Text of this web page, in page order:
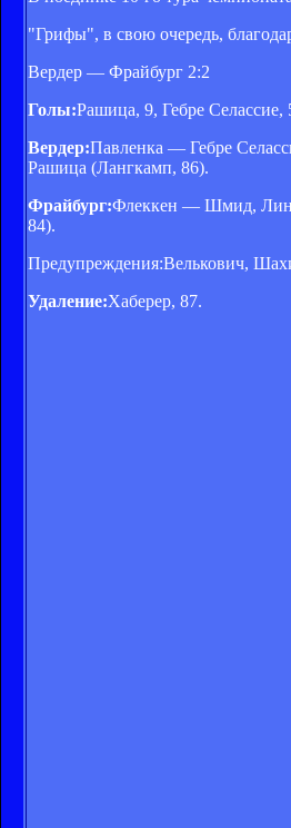
"Грифы", в свою очередь,
Вердер — Фрайбург 2:2
Голы:Рашица, 9, Гебре
Вердер:Павленка — Гебре
Рашица (Лангкамп, 86).
Фрайбург:Флеккен — Шмид,
84).
Предупреждения:Велькович,
Удаление:Хаберер, 87.